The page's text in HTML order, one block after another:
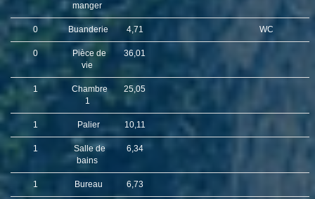
manger
0 Buanderie 4,71 WC
0
Pièce de
vie
36,01
1
Chambre
1
25,05
1 Palier 10,11
1
Salle de
bains
6,34
1 Bureau 6,73